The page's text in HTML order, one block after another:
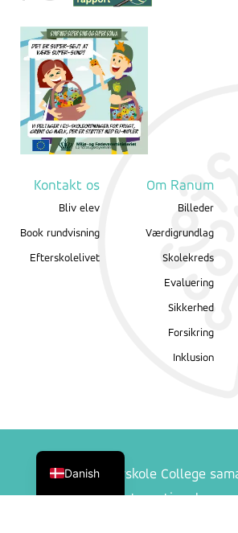
Kontakt os
Bliv elev
Book rundvisning
Efterskolelivet
Om Ranum
Billeder
Værdigrundlag
Skolekreds
Evaluering
Sikkerhed
Forsikring
Inklusion
Ranum Efterskole College
følgende internationale
Danish